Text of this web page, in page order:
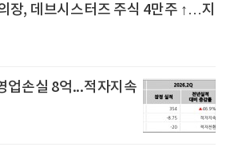
, 데브시스터즈 주식 4만주 ↑…지
업손실 8억...적자지속